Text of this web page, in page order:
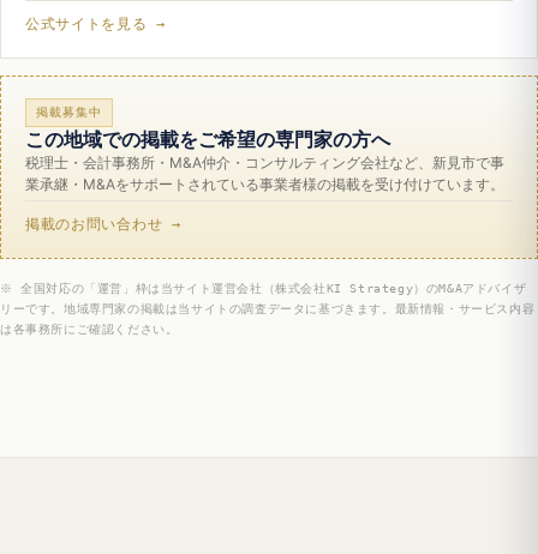
公式サイトを見る →
掲載募集中
この地域での掲載をご希望の専門家の方へ
税理士・会計事務所・M&A仲介・コンサルティング会社など、新見市で事
業承継・M&Aをサポートされている事業者様の掲載を受け付けています。
掲載のお問い合わせ →
※ 全国対応の「運営」枠は当サイト運営会社（株式会社KI Strategy）のM&Aアドバイザ
リーです。地域専門家の掲載は当サイトの調査データに基づきます。最新情報・サービス内容
は各事務所にご確認ください。